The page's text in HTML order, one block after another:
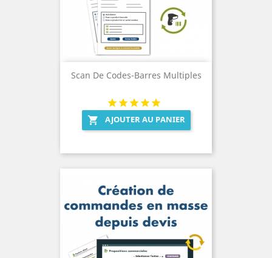
Scan De Codes-Barres Multiples
 AJOUTER AU PANIER